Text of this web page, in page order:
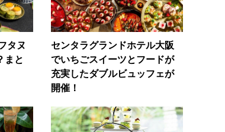
タヌ
まと
センタラグランドホテル大阪
でいちごスイーツとフードが
充実したダブルビュッフェが
開催！